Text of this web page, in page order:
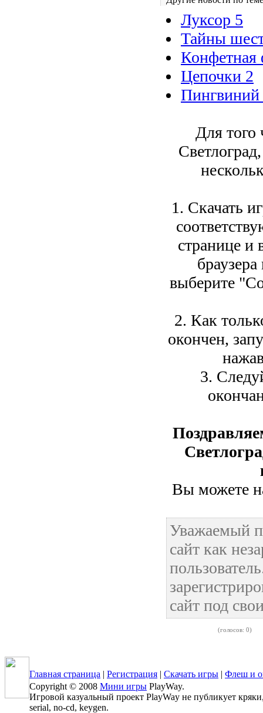
Луксор 5
Тайны
Конфетная
Цепочки 2
Пингвиний
Для того
1. Скачать
странице и
выберите
2. Как
окончен,
3.
Вы можете
Уважаемый
сайт как
сайт под
(голосов: 0)
Главная страница | Регистрация | Скачать игры | Флеш и
Copyright © 2008 Мини игры PlayWay.
Игровой казуальный проект PlayWay не публикует
serial, no-cd, keygen.